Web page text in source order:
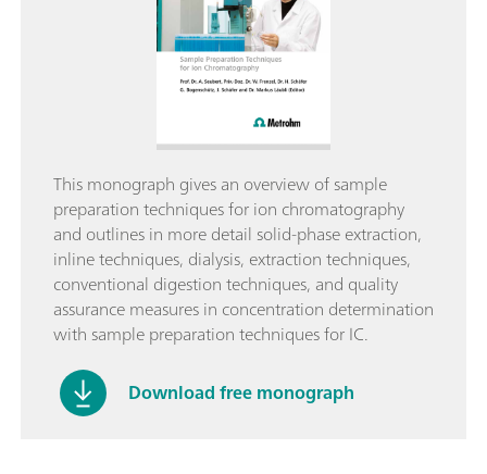
This monograph gives an overview of sample
preparation techniques for ion chromatography
and outlines in more detail solid-phase extraction,
inline techniques, dialysis, extraction techniques,
conventional digestion techniques, and quality
assurance measures in concentration determination
with sample preparation techniques for IC.
Download free monograph